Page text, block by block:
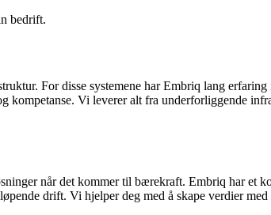
bedrift.
For disse systemene har Embriq lang
kompetanse. Vi leverer alt fra underforliggende
når det kommer til bærekraft. Embriq har et
drift. Vi hjelper deg med å skape verdier